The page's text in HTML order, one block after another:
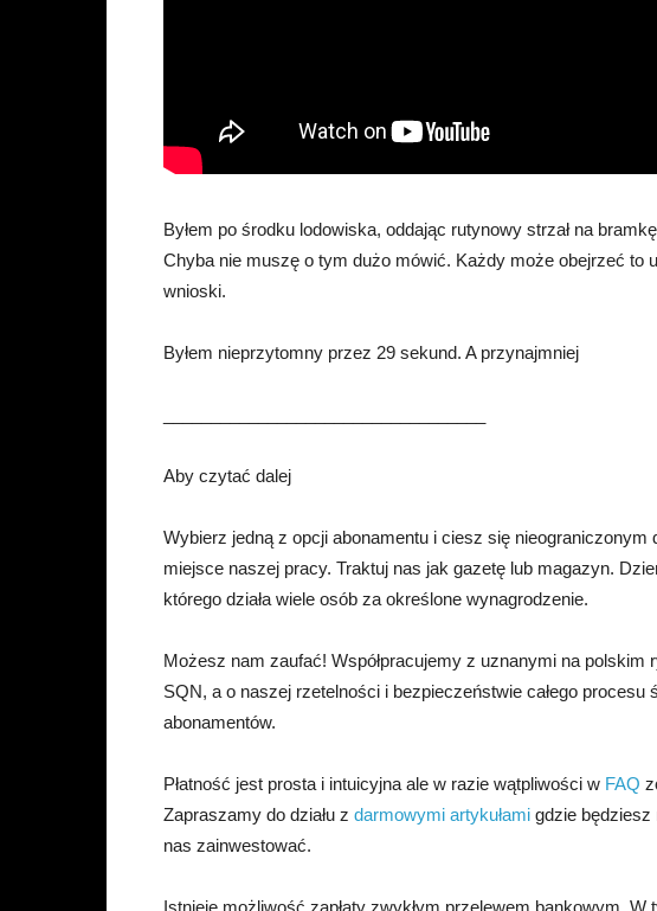
Byłem po środku lodowiska, oddając rutynowy strzał na
Chyba nie muszę o tym dużo mówić. Każdy może obejrzeć to
wnioski.
Byłem nieprzytomny przez 29 sekund. A przynajmniej
Aby czytać dalej
Wybierz jedną z opcji abonamentu i ciesz się nieograniczonym
miejsce naszej pracy. Traktuj nas jak gazetę lub magazyn.
którego działa wiele osób za określone wynagrodzenie.
Możesz nam zaufać! Współpracujemy z uznanymi na
SQN, a o naszej rzetelności i bezpieczeństwie całego
abonamentów.
Płatność jest prosta i intuicyjna ale w razie wątpliwości w FAQ
Zapraszamy do działu z darmowymi artykułami gdzie będziesz
nas zainwestować.
Istnieje możliwość zapłaty zwykłym przelewem bankowym.